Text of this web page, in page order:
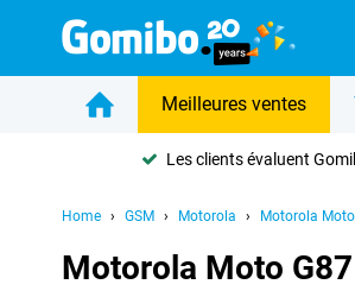
Meilleures ventes
Les clients évaluent
Home GSM Motorola Motorola
Motorola Moto